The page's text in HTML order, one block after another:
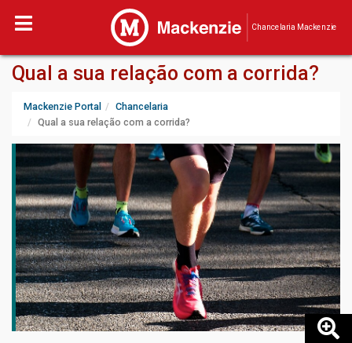
Chancelaria Mackenzie
Qual a sua relação com a corrida?
Mackenzie Portal
Chancelaria
Qual a sua relação com a corrida?